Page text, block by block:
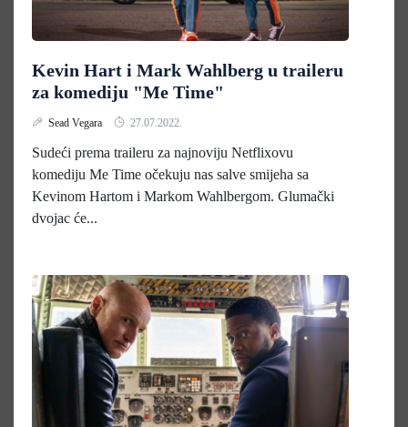
Kevin Hart i Mark Wahlberg u traileru
za komediju "Me Time"
Sead Vegara 27.07.2022.
Sudeći prema traileru za najnoviju Netflixovu
komediju Me Time očekuju nas salve smijeha sa
Kevinom Hartom i Markom Wahlbergom. Glumački
dvojac će...